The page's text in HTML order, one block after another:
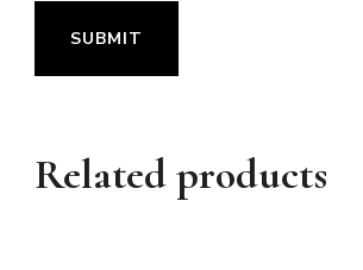
Related products